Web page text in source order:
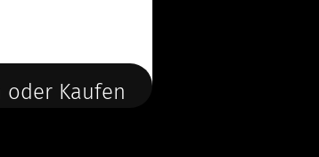
oder Kaufen